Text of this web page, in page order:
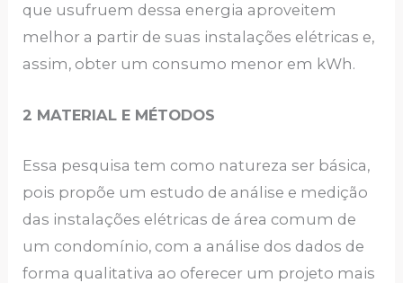
que usufruem dessa energia aproveitem
melhor a partir de suas instalações elétricas e,
assim, obter um consumo menor em kWh.
2 MATERIAL E MÉTODOS
Essa pesquisa tem como natureza ser básica,
pois propõe um estudo de análise e medição
das instalações elétricas de área comum de
um condomínio, com a análise dos dados de
forma qualitativa ao oferecer um projeto mais